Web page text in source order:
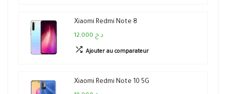
Xiaomi Redmi Note 8
12,000 د.ج
Ajouter au comparateur
Xiaomi Redmi Note 10 5G